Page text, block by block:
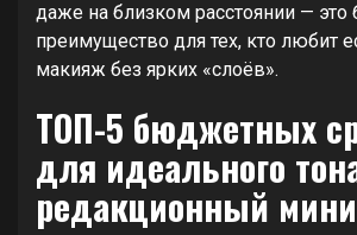
даже на близком расстоянии —
преимущество для тех, кто любит
макияж без ярких «слоёв».
ТОП-5 бюджетных
для идеального
редакционный